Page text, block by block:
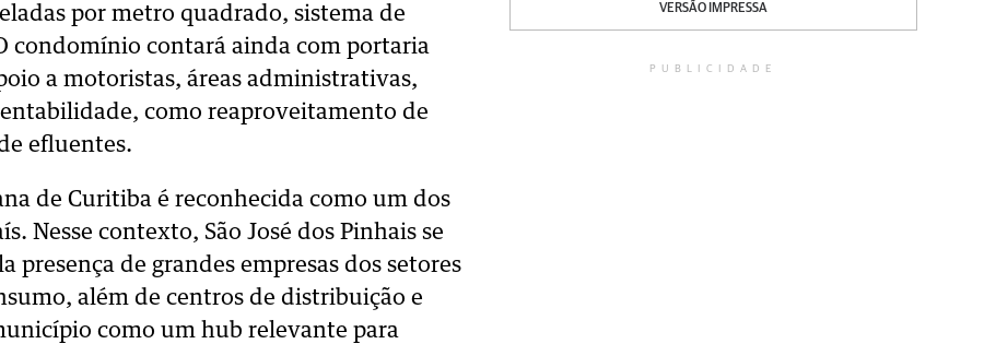
por metro quadrado, sistema de
condomínio contará ainda com portaria
a motoristas, áreas administrativas,
como reaproveitamento de
efluentes.
de Curitiba é reconhecida como um dos
Nesse contexto, São José dos Pinhais se
presença de grandes empresas dos setores
além de centros de distribuição e
como um hub relevante para
VERSÃO IMPRESSA
PUBLICIDADE